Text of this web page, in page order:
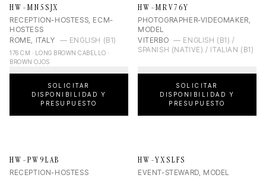
HW-MN5SJX
RECEPTION-HOSTESS, ECM-
HOSTESS
ROME, ITALY — ENGLISH (B1)
176 CM · LONG BROWN CABELLO ·
BROWN OJOS
SOLICITAR
DISPONIBILIDAD Y
PRESUPUESTO
HW-MRV76Y
PHOTOGRAPHER-VIDEOMAKER,
MODEL
VITERBO — ENGLISH (B1) /
SPANISH (NATIVE) / ITALIAN (B1)
SOLICITAR
DISPONIBILIDAD Y
PRESUPUESTO
HW-PW9LAB
RECEPTION-HOSTESS
HW-YXSLFS
EVENT-STEWARD, MODEL